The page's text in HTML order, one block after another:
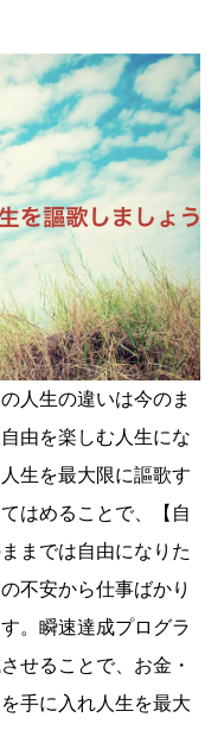
人生の違いは今のま
由を楽しむ人生にな
生を最大限に謳歌す
はめることで、【自
までは自由になりた
不安から仕事ばかり
。瞬速達成プログラ
せることで、お金・
手に入れ人生を最大